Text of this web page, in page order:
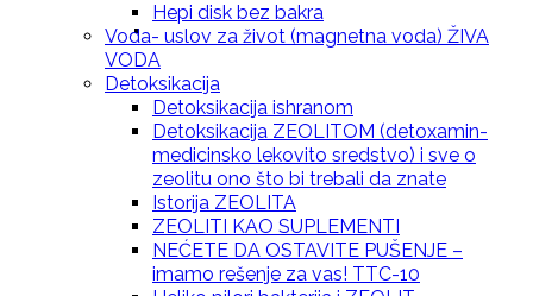
Prirodna krema za svaki dan sa eteričnim
uljem – Lavande
Hepi disk bez bakra
Voda- uslov za život (magnetna voda) ŽIVA
VODA
Detoksikacija
Detoksikacija ishranom
Detoksikacija ZEOLITOM (detoxamin-
medicinsko lekovito sredstvo) i sve o
zeolitu ono što bi trebali da znate
Istorija ZEOLITA
ZEOLITI KAO SUPLEMENTI
NEĆETE DA OSTAVITE PUŠENJE –
imamo rešenje za vas! TTC-10